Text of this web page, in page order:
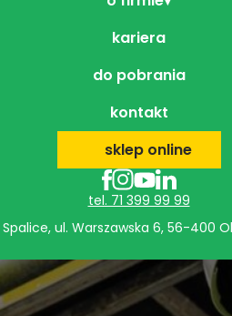
realizacje
kariera
do pobrania
kontakt
sklep online
tel. 71 399 99 99
Spalice, ul. Warszawska 6, 56-400